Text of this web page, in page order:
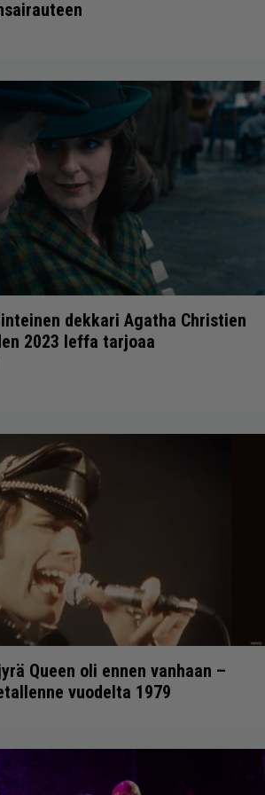
dekkari Agatha Christien
2023 leffa tarjoaa
Queen oli ennen vanhaan –
vuodelta 1979